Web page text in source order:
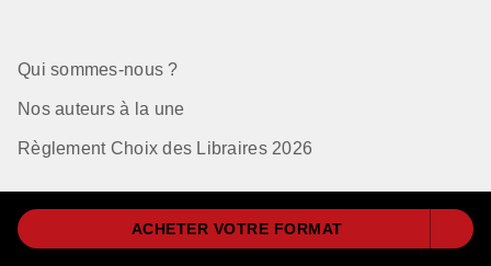
ACHETER VOTRE FORMAT
Qui sommes-nous ?
Nos auteurs à la une
Règlement Choix des Libraires 2026